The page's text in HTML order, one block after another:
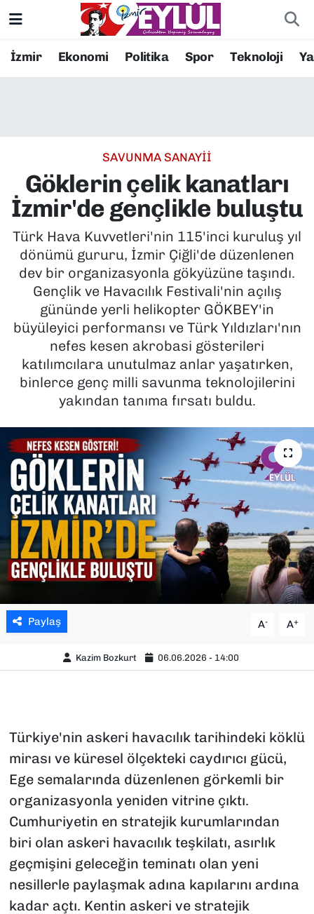
İzmir Ekonomi Politika Spor Teknoloji
SAVUNMA SANAYİİ
Göklerin çelik kanatları
İzmir'de gençlikle buluştu
Türk Hava Kuvvetleri'nin 115'inci kuruluş yıl
dönümü gururu, İzmir Çiğli'de düzenlenen
dev bir organizasyonla gökyüzüne taşındı.
Gençlik ve Havacılık Festivali'nin açılış
gününde yerli helikopter GÖKBEY'in
büyüleyici performansı ve Türk Yıldızları'nın
nefes kesen akrobasi gösterileri
katılımcılara unutulmaz anlar yaşatırken,
binlerce genç milli savunma teknolojilerini
yakından tanıma fırsatı buldu.
Paylaş A- A+
Kazim Bozkurt 06.06.2026 - 14:00
Türkiye'nin askeri havacılık tarihindeki köklü
mirası ve küresel ölçekteki caydırıcı gücü,
Ege semalarında düzenlenen görkemli bir
organizasyonla yeniden vitrine çıktı.
Cumhuriyetin en stratejik kurumlarından
biri olan askeri havacılık teşkilatı, asırlık
geçmişini geleceğin teminatı olan yeni
nesillerle paylaşmak adına kapılarını ardına
kadar açtı. Kentin askeri ve stratejik
Resmi İlanlar
EKONOMİ
KÜLTÜR SANAT
MAGAZİN
POLİTİKA
SAĞLIK
SPOR
TEKNOLOJİ
YAŞAM
YEREL YÖNETİMLER
Konak Nöbetçi Eczaneler
Süper Lig Puan Durumu ve Fikstür
Tüm Manşetler
Son Dakika Haberleri
Haber Arşivi